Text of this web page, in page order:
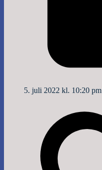
5. juli 2022 kl. 10:20 pm